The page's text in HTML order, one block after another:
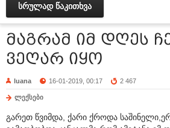
სრულად წაკითხვა
მაგრამ იმ დღეს
ვეღარ იყო
luana 16-01-2019, 00:17 2 467
ლექსები
გარეთ წვიმდა, ქარი ქროდა